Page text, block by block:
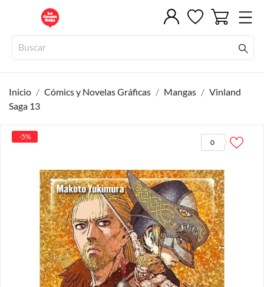
Inicio Cómics y Novelas Gráficas Mangas
Vinland
Saga 13
0
-5%